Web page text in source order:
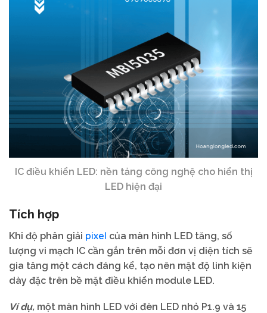
IC điều khiển LED: nền tảng công nghệ cho hiển thị
LED hiện đại
Tích hợp
Khi độ phân giải pixel của màn hình LED tăng, số
lượng vi mạch IC cần gắn trên mỗi đơn vị diện tích sẽ
gia tăng một cách đáng kể, tạo nên mật độ linh kiện
dày đặc trên bề mặt điều khiển module LED.
Ví dụ, một màn hình LED với đèn LED nhỏ P1.9 và 15